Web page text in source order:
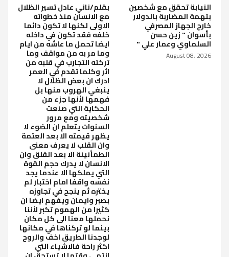
النيابة تحقق مع شخصين
بتهمة المضاربة بالدولار
خارج الجهاز المصرفي
بأسوان " زين حسن
السلماوي وعمار علي "
August 08, 2026
بقلم/ناني عادل تسير الظلال
مع الانسان منذ خطواته
الاولى لكنها لا تكون دائما
خلفه فقد تكون في داخله
ايضا تحمل ما عاشه من ايام
وما مر به من مواقف وما
تركته التجارب في قلبه من
اثر وكلما تقدم في العمر
ادرك ان بعض الظلال لا
ينبغي الهروب منها بل
فهمها لأنها جزء من
الحكاية التي صنعت
شخصيته ومع مرور
السنوات يتعلم ان الضوء لا
يظهر قيمته الا بعد العتمة
وان القلب لا يعرف معنى
الطمأنينة الا بعد القلق وان
الانسان لا يدرك حجم القوة
التي يملكها الا عندما يجد
نفسه واقفا امام اختبار لم
يختره ثم ينجح في تجاوزه
بصبر وايمان ويفهم ايضا ان
كثيرا من الهموم تكبر لأننا
نحملها معنا الى كل مكان
بينما لو تركناها في مكانها
لوجدنا الطريق اخف والروح
اكثر راحة فالاشياء التي